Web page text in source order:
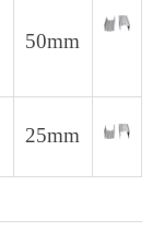
50mm
25mm